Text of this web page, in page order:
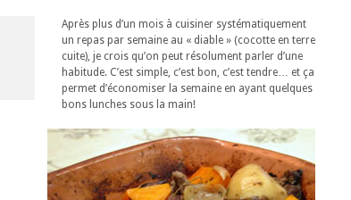
Après plus d’un mois à cuisiner systématiquement
un repas par semaine au « diable » (cocotte en terre
cuite), je crois qu’on peut résolument parler d’une
habitude. C’est simple, c’est bon, c’est tendre… et ça
permet d’économiser la semaine en ayant quelques
bons lunches sous la main!